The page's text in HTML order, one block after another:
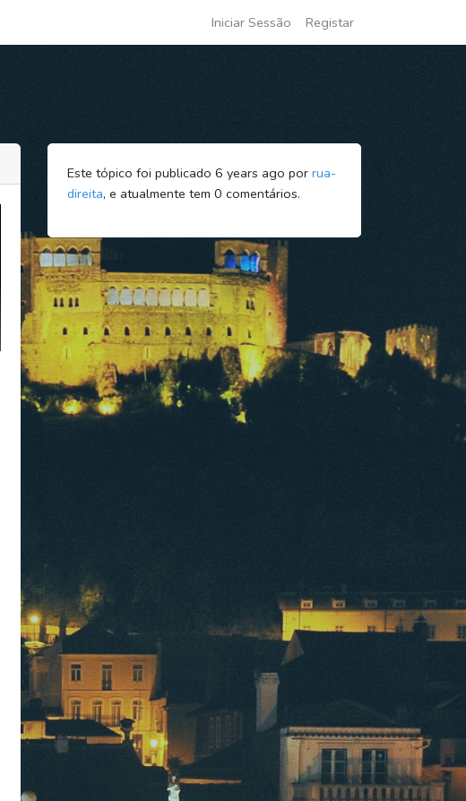
Iniciar Sessão Registar
Este tópico foi publicado 6 years ago por rua-
direita, e atualmente tem 0 comentários.